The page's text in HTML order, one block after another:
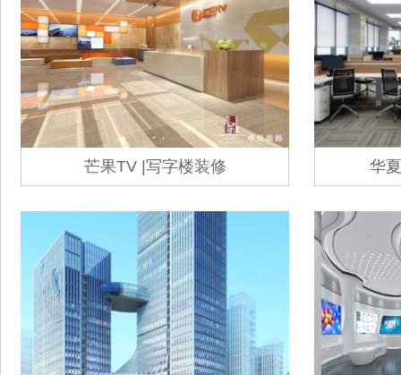
芒果TV |写字楼装修 华